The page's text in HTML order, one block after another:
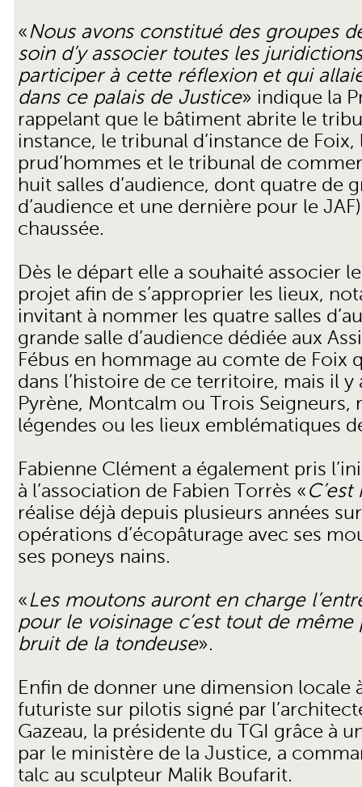
«Nous avons constitué des groupes
soin d’y associer toutes les
participer à cette réflexion et qui
dans ce palais de Justice» indique la
rappelant que le bâtiment abrite le
instance, le tribunal d’instance de
prud’hommes et le tribunal de
huit salles d’audience, dont quatre de
d’audience et une dernière pour le
chaussée.
Dès le départ elle a souhaité associer
projet afin de s’approprier les lieux,
invitant à nommer les quatre salles
grande salle d’audience dédiée aux
Fébus en hommage au comte de Foix
dans l’histoire de ce territoire, mais il y
Pyrène, Montcalm ou Trois Seigneurs,
légendes ou les lieux emblématiques
Fabienne Clément a également pris
à l’association de Fabien Torrès «
réalise déjà depuis plusieurs années
opérations d’écopâturage avec ses
ses poneys nains.
«Les moutons auront en charge
pour le voisinage c’est tout de
bruit de la tondeuse».
Enfin de donner une dimension locale
futuriste sur pilotis signé par
Gazeau, la présidente du TGI grâce à
par le ministère de la Justice, a
talc au sculpteur Malik Boufarit.